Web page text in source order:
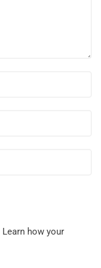
Learn how your